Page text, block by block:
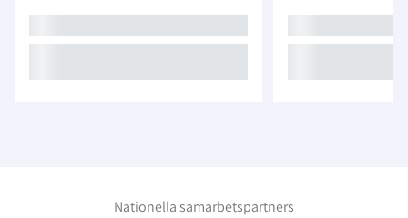
Nationella samarbetspartners